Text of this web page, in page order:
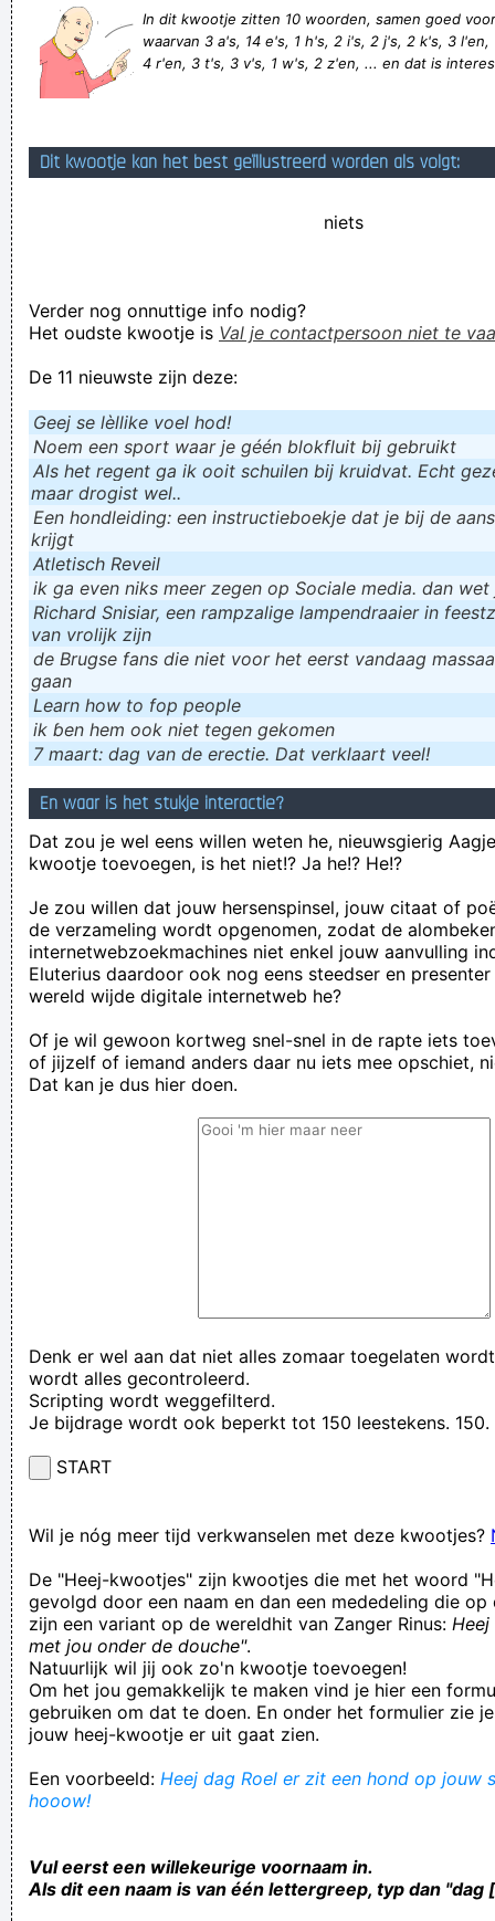
bij linda, ook exotisch en dus een toffe stoof de rest
autistisch linda is sexy
tweede helft, minuut 72. De Sart blifjt liggen na een duel met
Het werkt wel! Maar dan enkel als ze een komkommer achter
handvat in de richting van de komkommer
De negentien kompetitiewedstrijden die Musonda
meespeelde met de groen-zwaften werden met zorg ge
kozen
wadist vinde mijn broche ni schoon ofwa
Verknoei je tijd op een nuttige manier!
Geej se lèllike voel hod!
In dit kwootje zitten 10 woorden, samen goed
waarvan 3 a's, 14 e's, 1 h's, 2 i's, 2 j's, 2 k's, 3 l'en,
4 r'en, 3 t's, 3 v's, 1 w's, 2 z'en, ... en dat is
Dit kwootje kan het best geïllustreerd worden als volgt:
niets
Verder nog onnuttige info nodig?
Het oudste kwootje is Val je contactpersoon niet te
De 11 nieuwste zijn deze:
Geej se lèllike voel hod!
Noem een sport waar je géén blokfluit bij gebruikt
Als het regent ga ik ooit schuilen bij kruidvat. Echt
maar drogist wel..
Een hondleiding: een instructieboekje dat je bij de
krijgt
Atletisch Reveil
ik ga even niks meer zegen op Sociale media. dan
Richard Snisiar, een rampzalige lampendraaier in
van vrolijk zijn
de Brugse fans die niet voor het eerst vandaag
gaan
Learn how to fop people
ik ɓen hem ook niet tegen gekomen
7 maart: dag van de erectie. Dat verklaart veel!
En waar is het stukje interactie?
Dat zou je wel eens willen weten he, nieuwsgierig
kwootje toevoegen, is het niet!? Ja he!? He!?
Je zou willen dat jouw hersenspinsel, jouw citaat of
de verzameling wordt opgenomen, zodat de
internetwebzoekmachines niet enkel jouw aanvulling
Eluterius daardoor ook nog eens steedser en
wereld wijde digitale internetweb he?
Of je wil gewoon kortweg snel-snel in de rapte iets
of jijzelf of iemand anders daar nu iets mee opschiet,
Dat kan je dus hier doen.
Denk er wel aan dat niet alles zomaar toegelaten
wordt alles gecontroleerd.
Scripting wordt weggefilterd.
Je bijdrage wordt ook beperkt tot 150 leestekens. 150.
START
Wil je nóg meer tijd verkwanselen met deze kwootjes?
De "Heej-kwootjes" zijn kwootjes die met het woord
gevolgd door een naam en dan een mededeling die op
zijn een variant op de wereldhit van Zanger Rinus:
met jou onder de douche".
Natuurlijk wil jij ook zo'n kwootje toevoegen!
Om het jou gemakkelijk te maken vind je hier een
gebruiken om dat te doen. En onder het formulier zie
jouw heej-kwootje er uit gaat zien.
Een voorbeeld: Heej dag Roel er zit een hond op jouw
hooow!
Vul eerst een willekeurige voornaam in.
Als dit een naam is van één lettergreep, typ dan "dag